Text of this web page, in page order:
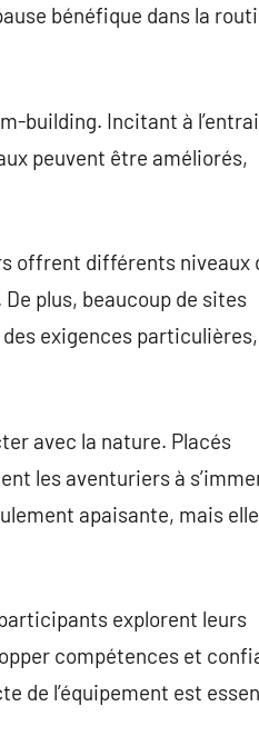
bénéfique dans la
building. Incitant à
peuvent être améliorés,
offrent différents niveaux
plus, beaucoup de sites
exigences particulières,
avec la nature. Placés
les aventuriers à
apaisante, mais elle
explorent leurs
compétences et
de l’équipement est